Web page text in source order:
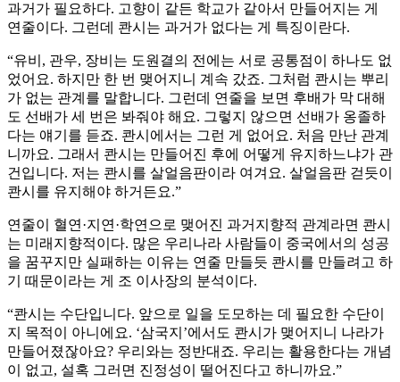
과거가 필요하다. 고향이 같든 학교가 같아서 만들어지는 게
연줄이다. 그런데 콴시는 과거가 없다는 게 특징이란다.
“유비, 관우, 장비는 도원결의 전에는 서로 공통점이 하나도 없
었어요. 하지만 한 번 맺어지니 계속 갔죠. 그처럼 콴시는 뿌리
가 없는 관계를 말합니다. 그런데 연줄을 보면 후배가 막 대해
도 선배가 세 번은 봐줘야 해요. 그렇지 않으면 선배가 옹졸하
다는 얘기를 듣죠. 콴시에서는 그런 게 없어요. 처음 만난 관계
니까요. 그래서 콴시는 만들어진 후에 어떻게 유지하느냐가 관
건입니다. 저는 콴시를 살얼음판이라 여겨요. 살얼음판 걷듯이
콴시를 유지해야 하거든요.”
연줄이 혈연·지연·학연으로 맺어진 과거지향적 관계라면 콴시
는 미래지향적이다. 많은 우리나라 사람들이 중국에서의 성공
을 꿈꾸지만 실패하는 이유는 연줄 만들듯 콴시를 만들려고 하
기 때문이라는 게 조 이사장의 분석이다.
“콴시는 수단입니다. 앞으로 일을 도모하는 데 필요한 수단이
지 목적이 아니에요. ‘삼국지’에서도 콴시가 맺어지니 나라가
만들어졌잖아요? 우리와는 정반대죠. 우리는 활용한다는 개념
이 없고, 설혹 그러면 진정성이 떨어진다고 하니까요.”